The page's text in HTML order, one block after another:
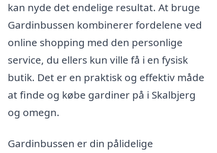
kan nyde det endelige resultat. At bruge
Gardinbussen kombinerer fordelene ved
online shopping med den personlige
service, du ellers kun ville få i en fysisk
butik. Det er en praktisk og effektiv måde
at finde og købe gardiner på i Skalbjerg
og omegn.
Gardinbussen er din pålidelige